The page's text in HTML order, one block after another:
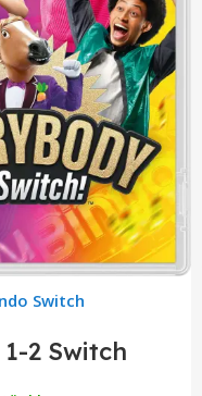
Switch
2 Switch